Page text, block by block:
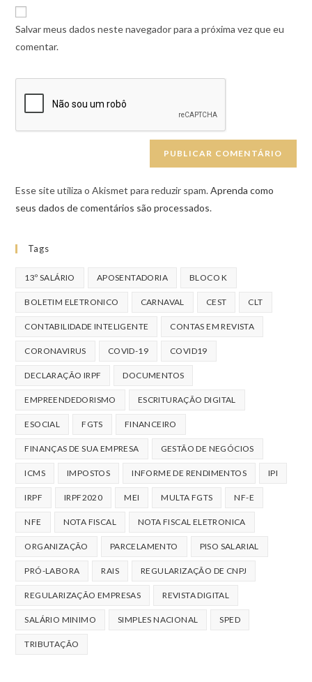
Salvar meus dados neste navegador para a próxima vez que eu
comentar.
Esse site utiliza o Akismet para reduzir spam.Aprenda como
seus dados de comentários são processados.
Tags
13º SALÁRIO APOSENTADORIA BLOCO K
BOLETIM ELETRONICO CARNAVAL CEST CLT
CONTABILIDADE INTELIGENTE CONTAS EM REVISTA
CORONAVIRUS COVID-19 COVID19
DECLARAÇÃO IRPF DOCUMENTOS
EMPREENDEDORISMO ESCRITURAÇÃO DIGITAL
ESOCIAL FGTS FINANCEIRO
FINANÇAS DE SUA EMPRESA GESTÃO DE NEGÓCIOS
ICMS IMPOSTOS INFORME DE RENDIMENTOS IPI
IRPF IRPF2020 MEI MULTA FGTS NF-E
NFE NOTA FISCAL NOTA FISCAL ELETRONICA
ORGANIZAÇÃO PARCELAMENTO PISO SALARIAL
PRÓ-LABORA RAIS REGULARIZAÇÃO DE CNPJ
REGULARIZAÇÃO EMPRESAS REVISTA DIGITAL
SALÁRIO MINIMO SIMPLES NACIONAL SPED
TRIBUTAÇÃO